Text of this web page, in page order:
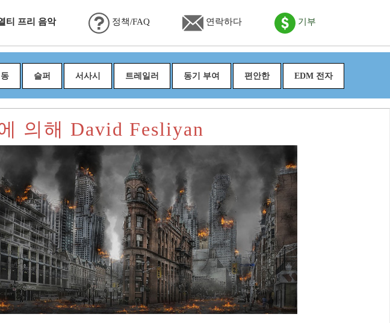
티 프리 음악 정책/FAQ 연락하다 기부
슬퍼 서사시 트레일러 동기 부여 편안한 EDM 전자
의해 David Fesliyan